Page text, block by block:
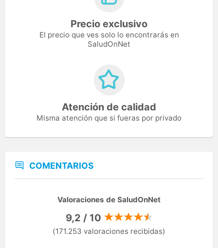
Precio exclusivo
El precio que ves solo lo encontrarás en
SaludOnNet
Atención de calidad
Misma atención que si fueras por privado
COMENTARIOS
Valoraciones de SaludOnNet
9,2 / 10
(171.253 valoraciones recibidas)